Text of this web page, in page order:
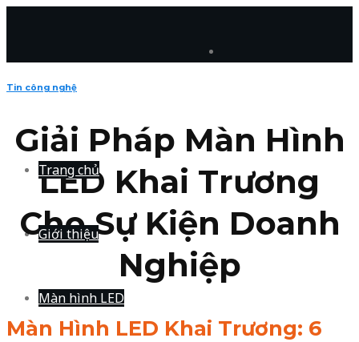
Trang chủ
Giới thiệu
Màn hình LED
Tin công nghệ
Giải Pháp Màn Hình
LED Khai Trương
Cho Sự Kiện Doanh
Nghiệp
Màn Hình LED Khai Trương: 6